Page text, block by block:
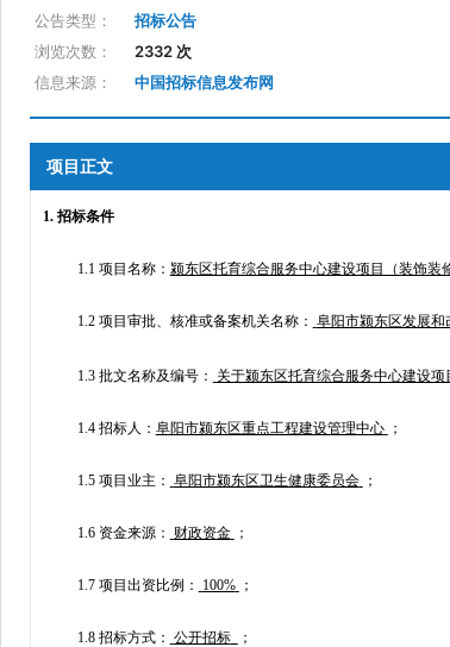
公告类型：
招标公告
浏览次数：
2332 次
信息来源：
中国招标信息发布网
项目正文